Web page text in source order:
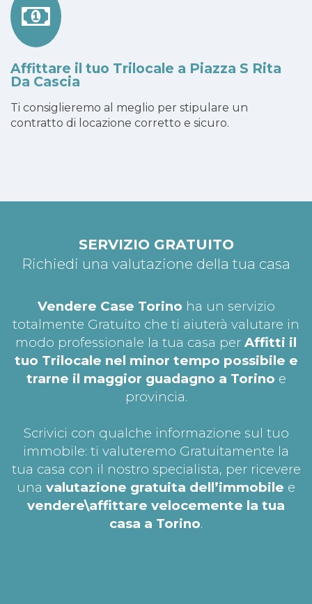
Affittare il tuo Trilocale a Piazza S Rita
Da Cascia
Ti consiglieremo al meglio per stipulare un
contratto di locazione corretto e sicuro.
SERVIZIO GRATUITO
Richiedi una valutazione della tua casa
Vendere Case Torino ha un servizio
totalmente Gratuito che ti aiuterà valutare in
modo professionale la tua casa per Affitti il
tuo Trilocale nel minor tempo possibile e
trarne il maggior guadagno a Torino e
provincia.
Scrivici con qualche informazione sul tuo
immobile: ti valuteremo Gratuitamente la
tua casa con il nostro specialista, per ricevere
una valutazione gratuita dell’immobile e
vendere\affittare velocemente la tua
casa a Torino.